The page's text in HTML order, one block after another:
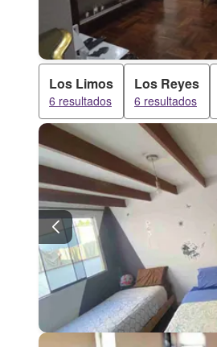
Los Limos
6 resultados
Los Reyes
6 resultados